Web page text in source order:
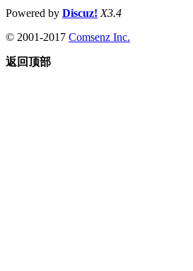
Powered by Discuz! X3.4
© 2001-2017 Comsenz Inc.
返回顶部